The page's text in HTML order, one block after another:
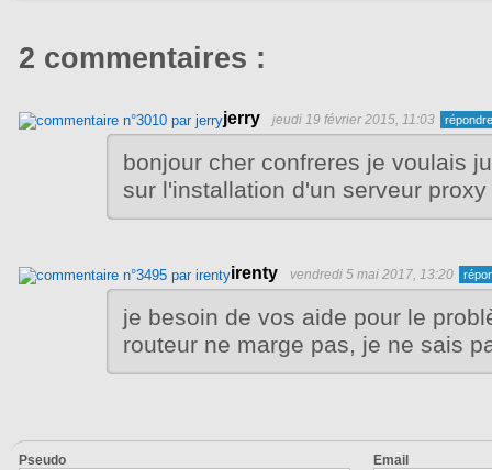
2 commentaires :
jerry jeudi 19 février 2015, 11:03
bonjour cher confreres je voulais
sur l'installation d'un serveur proxy
irenty vendredi 5 mai 2017, 13:20
je besoin de vos aide pour le
routeur ne marge pas, je ne sais
Pseudo Email